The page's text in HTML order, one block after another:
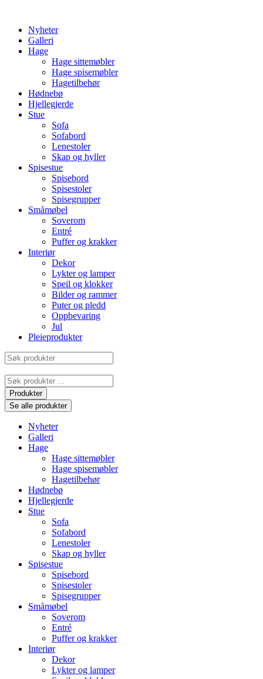
contentNyheter
Galleri
Hage
Hage sittemøbler
Hage spisemøbler
Hagetilbehør
Hødnebø
Hjellegjerde
Stue
Sofa
Sofabord
Lenestoler
Skap og hyller
Spisestue
Spisebord
Spisestoler
Spisegrupper
Småmøbel
Soverom
Entré
Puffer og krakker
Interiør
Dekor
Lykter og lamper
Speil og klokker
Bilder og rammer
Puter og pledd
Oppbevaring
Jul
Pleieprodukter
Søk
produkter
Search
...Produkter
Se alle produkter
Nyheter
Galleri
Hage
Hage sittemøbler
Hage spisemøbler
Hagetilbehør
Hødnebø
Hjellegjerde
Stue
Sofa
Sofabord
Lenestoler
Skap og hyller
Spisestue
Spisebord
Spisestoler
Spisegrupper
Småmøbel
Soverom
Entré
Puffer og krakker
Interiør
Dekor
Lykter og lamper